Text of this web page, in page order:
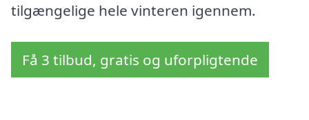
tilgængelige hele vinteren igennem.
Få 3 tilbud, gratis og uforpligtende